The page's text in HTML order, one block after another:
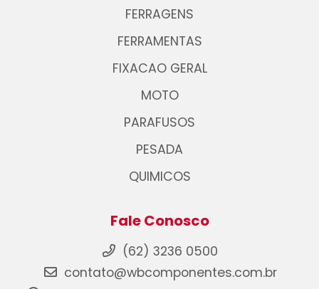
FERRAGENS
FERRAMENTAS
FIXACAO GERAL
MOTO
PARAFUSOS
PESADA
QUIMICOS
Fale Conosco
(62) 3236 0500
contato@wbcomponentes.com.br